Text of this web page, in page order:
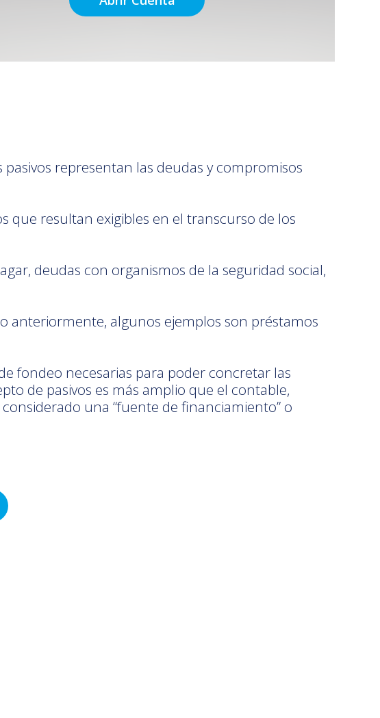
representan las deudas y compromisos
que resultan exigibles en el transcurso de los
deudas con organismos de la seguridad social,
anteriormente, algunos ejemplos son préstamos
fondeo necesarias para poder concretar las
de pasivos es más amplio que el contable,
una “fuente de financiamiento” o